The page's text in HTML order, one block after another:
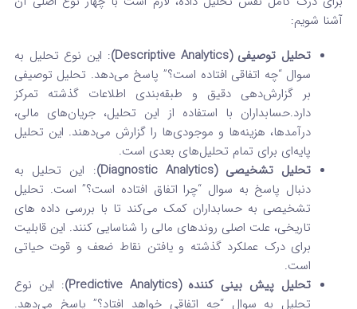
آشنا شویم:
تحلیل توصیفی (Descriptive Analytics)
: این نوع تحلیل به
سوال “چه اتفاقی افتاده است؟” پاسخ می‌دهد. تحلیل توصیفی
بر گزارش‌دهی دقیق و طبقه‌بندی اطلاعات گذشته تمرکز
دارد.حسابداران با استفاده از این تحلیل، جریان‌های مالی،
درآمدها، هزینه‌ها و موجودی‌ها را گزارش می‌دهند. این تحلیل
پایه‌ای برای تمام تحلیل‌های بعدی است.
تحلیل تشخیصی (Diagnostic Analytics)
: این تحلیل به
دنبال پاسخ به سوال “چرا اتفاق افتاده است؟” است. تحلیل
تشخیصی به حسابداران کمک می‌کند تا با بررسی داده‌ های
تاریخی، علت اصلی روندهای مالی را شناسایی کنند. این قابلیت
برای درک عملکرد گذشته و یافتن نقاط ضعف و قوت حیاتی
است.
تحلیل پیش‌ بینی‌ کننده (Predictive Analytics)
: این نوع
تحلیل به سوال “چه اتفاقی خواهد افتاد؟” پاسخ می‌دهد.